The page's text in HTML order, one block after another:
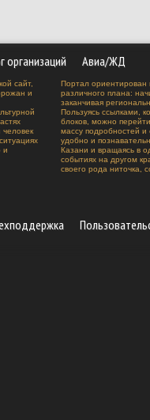
организаций Авиа/ЖД
сайт,
и
и
Портал
различного плана:
заканчивая
Пользуясь ссылками,
блоков, можно
массу подробностей и
удобно и
Казани и вращаясь в
событиях на другом
своего рода ниточка,